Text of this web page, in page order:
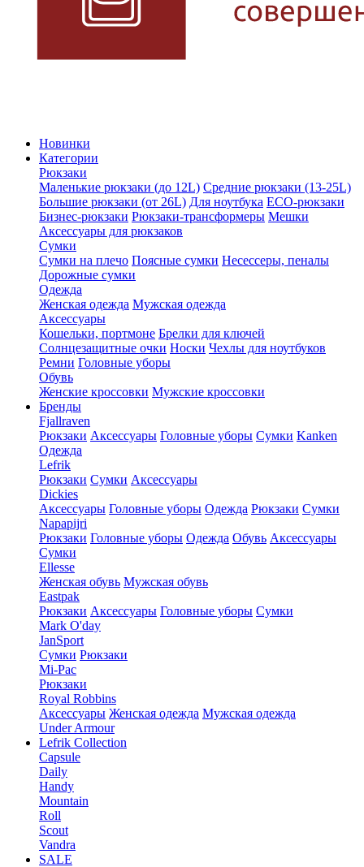
Новинки
Категории
Рюкзаки
Маленькие рюкзаки (до 12L) Средние рюкзаки (13-25L)
Большие рюкзаки (от 26L) Для ноутбука ECO-рюкзаки
Бизнес-рюкзаки Рюкзаки-трансформеры Мешки
Аксессуары для рюкзаков
Сумки
Сумки на плечо Поясные сумки Несессеры, пеналы
Дорожные сумки
Одежда
Женская одежда Мужская одежда
Аксессуары
Кошельки, портмоне Брелки для ключей
Солнцезащитные очки Носки Чехлы для ноутбуков
Ремни Головные уборы
Обувь
Женские кроссовки Мужские кроссовки
Бренды
Fjallraven
Рюкзаки Аксессуары Головные уборы Сумки Kanken
Одежда
Lefrik
Рюкзаки Сумки Аксессуары
Dickies
Аксессуары Головные уборы Одежда Рюкзаки Сумки
Napapijri
Рюкзаки Головные уборы Одежда Обувь Аксессуары
Сумки
Ellesse
Женская обувь Мужская обувь
Eastpak
Рюкзаки Аксессуары Головные уборы Сумки
Mark O'day
JanSport
Сумки Рюкзаки
Mi-Pac
Рюкзаки
Royal Robbins
Аксессуары Женская одежда Мужская одежда
Under Armour
Lefrik Collection
Capsule
Daily
Handy
Mountain
Roll
Scout
Vandra
SALE